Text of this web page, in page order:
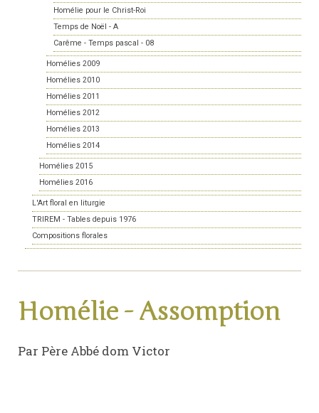
Homélie pour le Christ-Roi
Temps de Noël - A
Carême - Temps pascal - 08
Homélies 2009
Homélies 2010
Homélies 2011
Homélies 2012
Homélies 2013
Homélies 2014
Homélies 2015
Homélies 2016
L'Art floral en liturgie
TRIREM - Tables depuis 1976
Compositions florales
Homélie - Assomption
Par Père Abbé dom Victor